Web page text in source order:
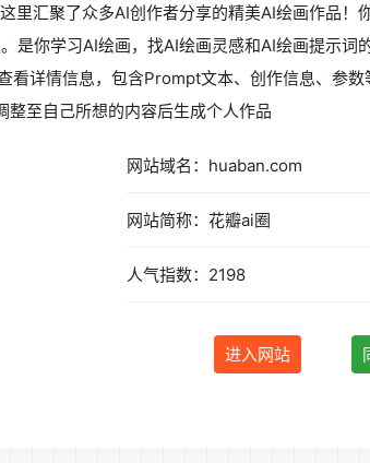
里汇聚了众多AI创作者分享的精美AI绘画作品
是你学习AI绘画，找AI绘画灵感和AI绘画提示
详情信息，包含Prompt文本、创作信息、参
至自己所想的内容后生成个人作品
网站域名：huaban.com
网站简称：花瓣ai圈
人气指数：2198
进入网站